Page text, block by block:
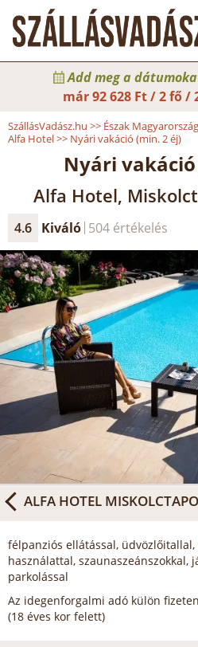
Add meg a
már92 628 Ft / 2 fő /
SzállásVadász.hu >> Észak Magyarország
Alfa Hotel>> Nyári vakáció (min. 2 éj)
Nyári
Alfa Hotel,
4.6 Kiváló 504 értékelés
ALFA HOTEL
félpanziós ellátással,
használattal, szaunaszeánszokkal,
parkolással
Az idegenforgalmi adó külön
(18 éves kor felett)